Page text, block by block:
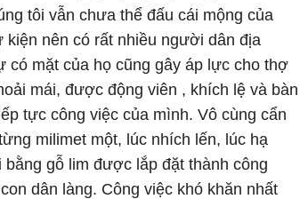
tôi vẫn chưa thể đấu cái mộng của
nên có rất nhiều người dân địa
có mặt của họ cũng gây áp lực cho thợ
mái, được động viên , khích lệ và bàn
tực công việc của mình. Vô cùng cẩn
milimet một, lúc nhích lến, lúc hạ
gỗ lim được lắp đặt thành công
dân làng. Công việc khó khăn nhất